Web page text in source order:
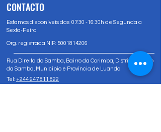
CONTACTO
Estamos disponíveis das 07:30 -16:30h de Segunda a
Sexta-Feira.
Org. registrada NIF: 5001814206
Rua Direita da Samba, Bairro da Corimba, Distrito Urbano
da Samba, Município e Província de Luanda.
Tel: +244 947 811 822